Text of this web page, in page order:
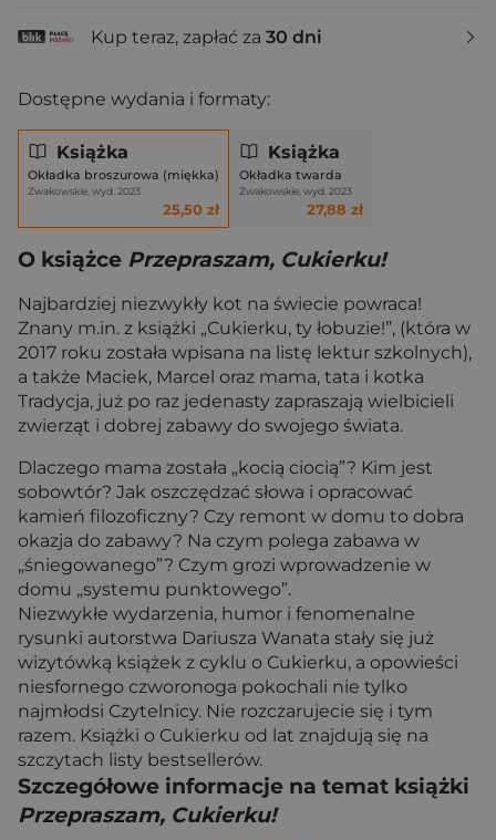
Kup teraz, zapłać za 30 dni
Dostępne wydania i formaty:
Książka
Okładka broszurowa (miękka)
Żwakowskie, wyd. 2023
25,50 zł
Książka
Okładka twarda
Żwakowskie, wyd. 2023
27,88 zł
O książce Przepraszam, Cukierku!
Najbardziej niezwykły kot na świecie powraca!
Znany m.in. z książki „Cukierku, ty łobuzie!”, (która w
2017 roku została wpisana na listę lektur szkolnych),
a także Maciek, Marcel oraz mama, tata i kotka
Tradycja, już po raz jedenasty zapraszają wielbicieli
zwierząt i dobrej zabawy do swojego świata.
Dlaczego mama została „kocią ciocią”? Kim jest
sobowtór? Jak oszczędzać słowa i opracować
kamień filozoficzny? Czy remont w domu to dobra
okazja do zabawy? Na czym polega zabawa w
„śniegowanego”? Czym grozi wprowadzenie w
domu „systemu punktowego”.
Niezwykłe wydarzenia, humor i fenomenalne
rysunki autorstwa Dariusza Wanata stały się już
wizytówką książek z cyklu o Cukierku, a opowieści
niesfornego czworonoga pokochali nie tylko
najmłodsi Czytelnicy. Nie rozczarujecie się i tym
razem. Książki o Cukierku od lat znajdują się na
szczytach listy bestsellerów.
Szczegółowe informacje na temat książki
Przepraszam, Cukierku!